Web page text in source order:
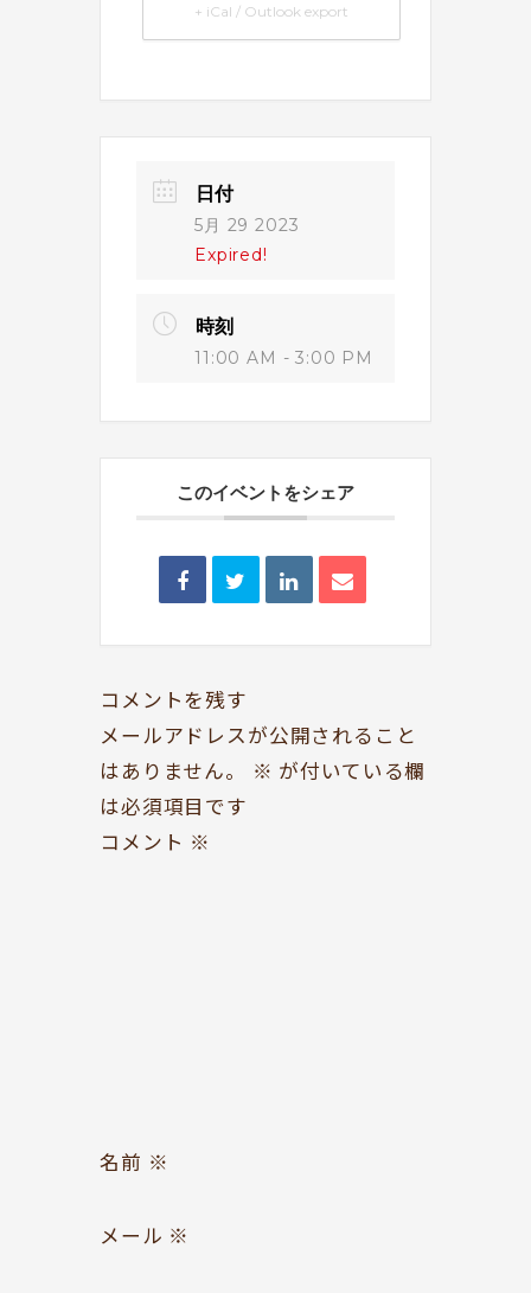
CAFE
開いてる？
SCHEDULE AUDIO
ドッグセラピー
KOKORO SUPPORT
イベント情報
+ iCal / Outlook export
日付
5月 29 2023
Expired!
時刻
11:00 AM - 3:00 PM
このイベントをシェア
コメントを残す
メールアドレスが公開されること
はありません。
※ が付いている欄
は必須項目です
コメント ※
名前 ※
メール ※